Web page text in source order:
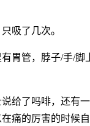
吸了几次。
胃管，脖子/手/脚
给了吗啡，还有
痛的厉害的时候